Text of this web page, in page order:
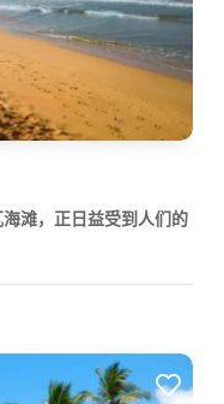
滩，正日益受到人们的